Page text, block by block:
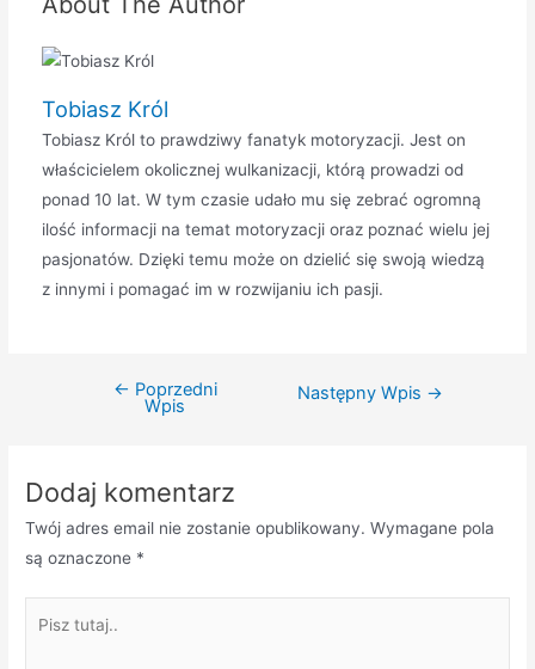
Tobiasz Król
Tobiasz Król to prawdziwy fanatyk motoryzacji. Jest on
właścicielem okolicznej wulkanizacji, którą prowadzi od
ponad 10 lat. W tym czasie udało mu się zebrać ogromną
ilość informacji na temat motoryzacji oraz poznać wielu jej
pasjonatów. Dzięki temu może on dzielić się swoją wiedzą
z innymi i pomagać im w rozwijaniu ich pasji.
Nawigacja
← Poprzedni
Wpis
Następny Wpis →
Dodaj komentarz
Twój adres email nie zostanie opublikowany. Wymagane pola
są oznaczone *